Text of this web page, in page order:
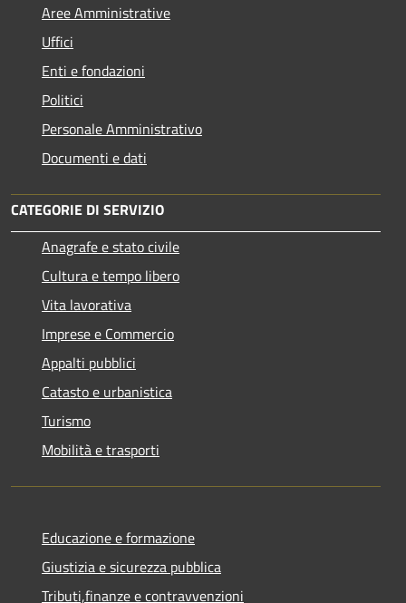
Aree Amministrative
Uffici
Enti e fondazioni
Politici
Personale Amministrativo
Documenti e dati
CATEGORIE DI SERVIZIO
Anagrafe e stato civile
Cultura e tempo libero
Vita lavorativa
Imprese e Commercio
Appalti pubblici
Catasto e urbanistica
Turismo
Mobilità e trasporti
Educazione e formazione
Giustizia e sicurezza pubblica
Tributi,finanze e contravvenzioni